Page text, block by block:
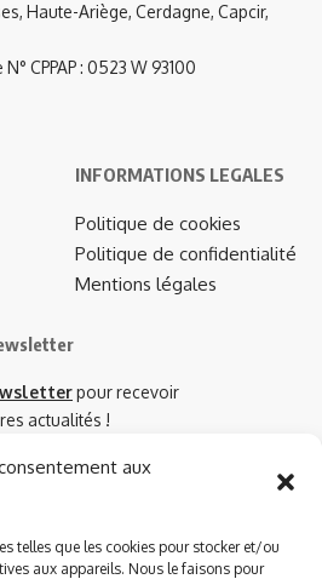
aux
telles que les cookies pour stocker et/ou
aux appareils. Nous le faisons pour
Haute-Ariège, Cerdagne, Capcir,
CPPAP : 0523 W 93100
INFORMATIONS LEGALES
Politique de cookies
Politique de confidentialité
Mentions légales
pour recevoir
actualités !